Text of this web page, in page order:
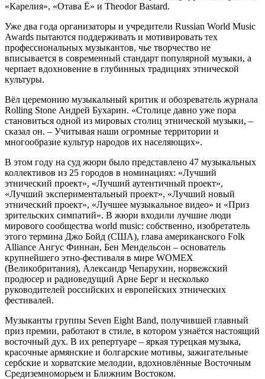
«Карелия», «Отава Ё» и Theodor Bastard.
Уже два года организаторы и учредители Russian World Music
Awards пытаются поддерживать и мотивировать тех
профессиональных музыкантов, чье творчество не
вписывается в современный стандарт популярной музыки, а
черпает вдохновение в глубинных традициях этнической
культуры.
Вёл церемонию музыкальный критик и обозреватель журнала
Rolling Stone Андрей Бухарин. «Столице давно уже пора
становиться одной из мировых столиц этнической музыки, –
сказал он. – Учитывая наши огромные территории и
многообразие культур народов их населяющих».
В этом году на суд жюри было представлено 47 музыкальных
коллективов из 25 городов в номинациях: «Лучший
этнический проект», «Лучший аутентичный проект»,
«Лучший экспериментальный проект», «Лучший новый
этнический проект», «Лучшее музыкальное видео» и «Приз
зрительских симпатий». В жюри входили лучшие люди
мирового сообщества world music: собственно, изобретатель
этого термина Джо Бойд (США), глава американского Folk
Alliance Ангус Финнан, Бен Мендельсон – основатель
крупнейшего этно-фестиваля в мире WOMEX
(Великобритания), Александр Чепарухин, норвежский
продюсер и радиоведущий Арне Берг и несколько
руководителей российских и европейских этнических
фестивалей.
Музыканты группы Seven Eight Band, получившей главный
приз премии, работают в стиле, в котором узнаётся настоящий
восточный дух. В их репертуаре – яркая турецкая музыка,
красочные армянские и болгарские мотивы, зажигательные
сербские и хорватские мелодии, вдохновлённые Восточным
Средиземноморьем и Ближним Востоком.